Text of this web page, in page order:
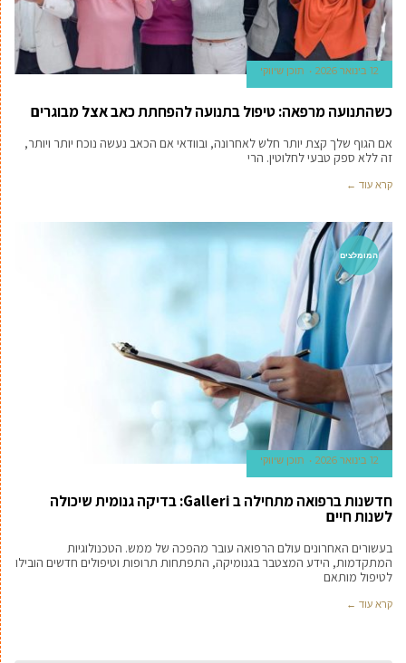
12 בינואר 2026 תוכן שיווקי
כשהתנועה מרפאה: טיפול בתנועה להפחתת כאב אצל מבוגרים
אם הגוף שלך קצת יותר חלש לאחרונה, ובוודאי אם הכאב נעשה נוכח יותר ויותר,
זה ללא ספק טבעי לחלוטין. הרי
קרא עוד ←
המומלצים
12 בינואר 2026 תוכן שיווקי
חדשנות ברפואה מתחילה ב Galleri: בדיקה גנומית שיכולה
לשנות חיים
בעשורים האחרונים עולם הרפואה עובר מהפכה של ממש. הטכנולוגיות
המתקדמות, הידע המצטבר בגנומיקה, התפתחות תרופות וטיפולים חדשים הובילו
לטיפול מותאם
קרא עוד ←